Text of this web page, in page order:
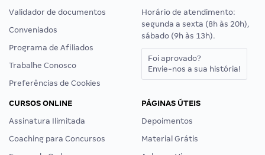
Validador de documentos
Conveniados
Programa de Afiliados
Trabalhe Conosco
Preferências de Cookies
Horário de atendimento:
segunda a sexta (8h às 20h),
sábado (9h às 13h).
Foi aprovado?
Envie-nos a sua história!
CURSOS ONLINE
Assinatura Ilimitada
Coaching para Concursos
PÁGINAS ÚTEIS
Depoimentos
Material Grátis